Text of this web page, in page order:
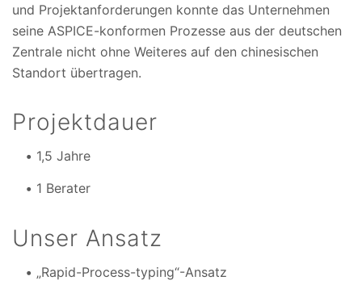
und Projektanforderungen konnte das Unternehmen
seine ASPICE-konformen Prozesse aus der deutschen
Zentrale nicht ohne Weiteres auf den chinesischen
Standort übertragen.
Projektdauer
1,5 Jahre
1 Berater
Unser Ansatz
„Rapid-Process-typing“-Ansatz